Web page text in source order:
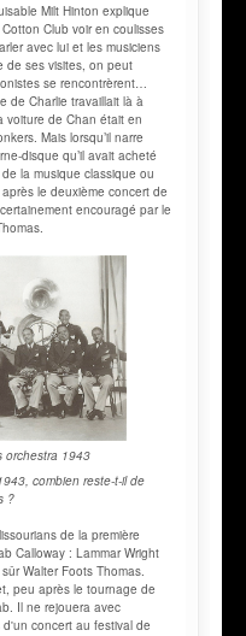
Milt Hinton explique
Club voir en coulisses
avec lui et les musiciens
de ses visites, on peut
se rencontrèrent…
de Charlie travaillait là à
de Chan était en
Mais lorsqu’il narre
disque qu’il avait acheté
la musique classique ou
le deuxième concert de
encouragé par le
combien reste-t-il de
?
de la première
Calloway : Lammar Wright
Walter Foots Thomas.
peu après le tournage de
Il ne rejouera avec
concert au festival de